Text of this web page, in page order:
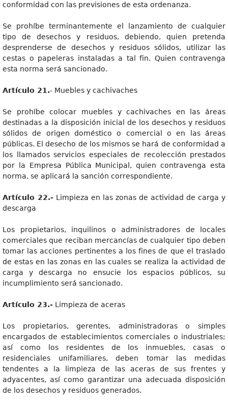
conformidad con las previsiones de esta ordenanza.
Se prohíbe terminantemente el lanzamiento de cualquier
tipo de desechos y residuos, debiendo, quien pretenda
desprenderse de desechos y residuos sólidos, utilizar las
cestas o papeleras instaladas a tal fin. Quien contravenga
esta norma será sancionado.
Artículo 21.- Muebles y cachivaches
Se prohíbe colocar muebles y cachivaches en las áreas
destinadas a la disposición inicial de los desechos y residuos
sólidos de origen doméstico o comercial o en las áreas
públicas. El desecho de los mismos se hará de conformidad a
los llamados servicios especiales de recolección prestados
por la Empresa Pública Municipal, quien contravenga esta
norma, se aplicará la sanción correspondiente.
Artículo 22.- Limpieza en las zonas de actividad de carga y
descarga
Los propietarios, inquilinos o administradores de locales
comerciales que reciban mercancías de cualquier tipo deben
tomar las acciones pertinentes a los fines de que el traslado
de estas en las zonas en las cuales se realiza la actividad de
carga y descarga no ensucie los espacios públicos, su
incumplimiento será sancionado.
Artículo 23.- Limpieza de aceras
Los propietarios, gerentes, administradoras o simples
encargados de establecimientos comerciales o industriales;
así como los residentes de los inmuebles, casas o
residenciales unifamiliares, deben tomar las medidas
tendentes a la limpieza de las aceras de sus frentes y
adyacentes, así como garantizar una adecuada disposición
de los desechos y residuos generados.